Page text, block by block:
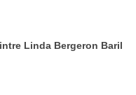
Linda Bergeron Baril